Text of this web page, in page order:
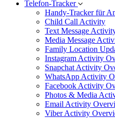
Telefon-Tracker
Handy-Tracker für
Child Call Activity
Text Message
Media Message
Family Location
Instagram Activity
Snapchat Activity
WhatsApp Activity
Facebook Activity
Photos & Media
Email Activity
Viber Activity